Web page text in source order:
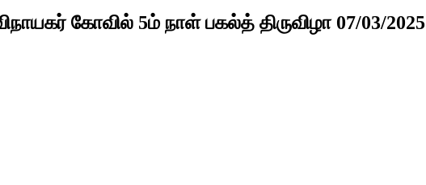
கோவில் 5ம் நாள் பகல்த் திருவிழா 07/03/2025